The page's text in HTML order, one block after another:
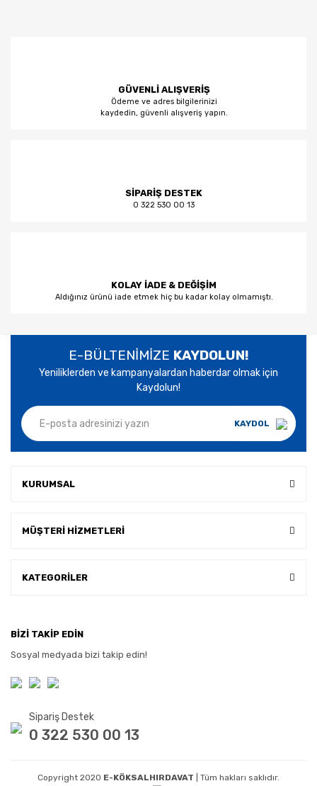
GÜVENLİ ALIŞVERİŞ
Ödeme ve adres bilgilerinizi
kaydedin, güvenli alışveriş yapın.
SİPARİŞ DESTEK
0 322 530 00 13
KOLAY İADE & DEĞİŞİM
Aldığınız ürünü iade etmek hiç bu kadar kolay olmamıştı.
E-BÜLTENİMİZE KAYDOLUN!
Yeniliklerden ve kampanyalardan haberdar olmak için
Kaydolun!
KAYDOL
KURUMSAL
MÜŞTERİ HİZMETLERİ
KATEGORİLER
BİZİ TAKİP EDİN
Sosyal medyada bizi takip edin!
Sipariş Destek
0 322 530 00 13
Copyright 2020 E-KÖKSALHIRDAVAT | Tüm hakları saklıdır.